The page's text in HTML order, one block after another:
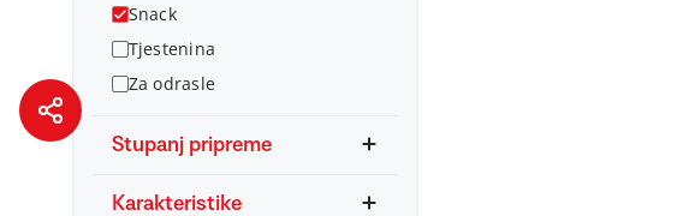
Snack
Tjestenina
Za odrasle
Stupanj pripreme
Karakteristike